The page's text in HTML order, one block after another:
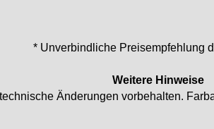
* Unverbindliche Preisempfehlung
Weitere Hinweise
Änderungen vorbehalten.